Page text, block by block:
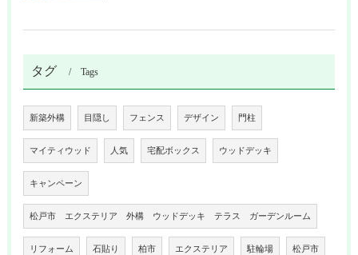
タグ Tags
新築外構 目隠し フェンス デザイン 門柱
マイティウッド 人気 宅配ボックス ウッドデッキ
キャンペーン
松戸市 エクステリア 外構 ウッドデッキ テラス ガーデンルーム
リフォーム 石貼り 柏市 エクステリア 駐輪場 松戸市